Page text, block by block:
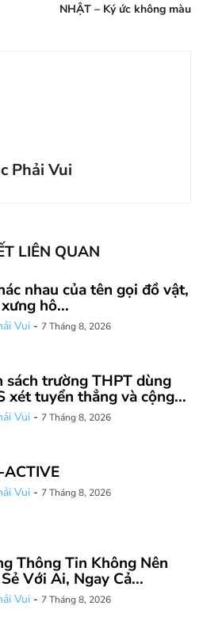
NHẬT – Ký ức không màu
Phải Vui
LIÊN QUAN
nhau của tên gọi đồ vật,
hô...
Vui - 7 Tháng 8, 2026
sách trường THPT dùng
xét tuyển thẳng và cộng...
Vui - 7 Tháng 8, 2026
ACTIVE
Vui - 7 Tháng 8, 2026
Thông Tin Không Nên
Với Ai, Ngay Cả...
Vui - 7 Tháng 8, 2026